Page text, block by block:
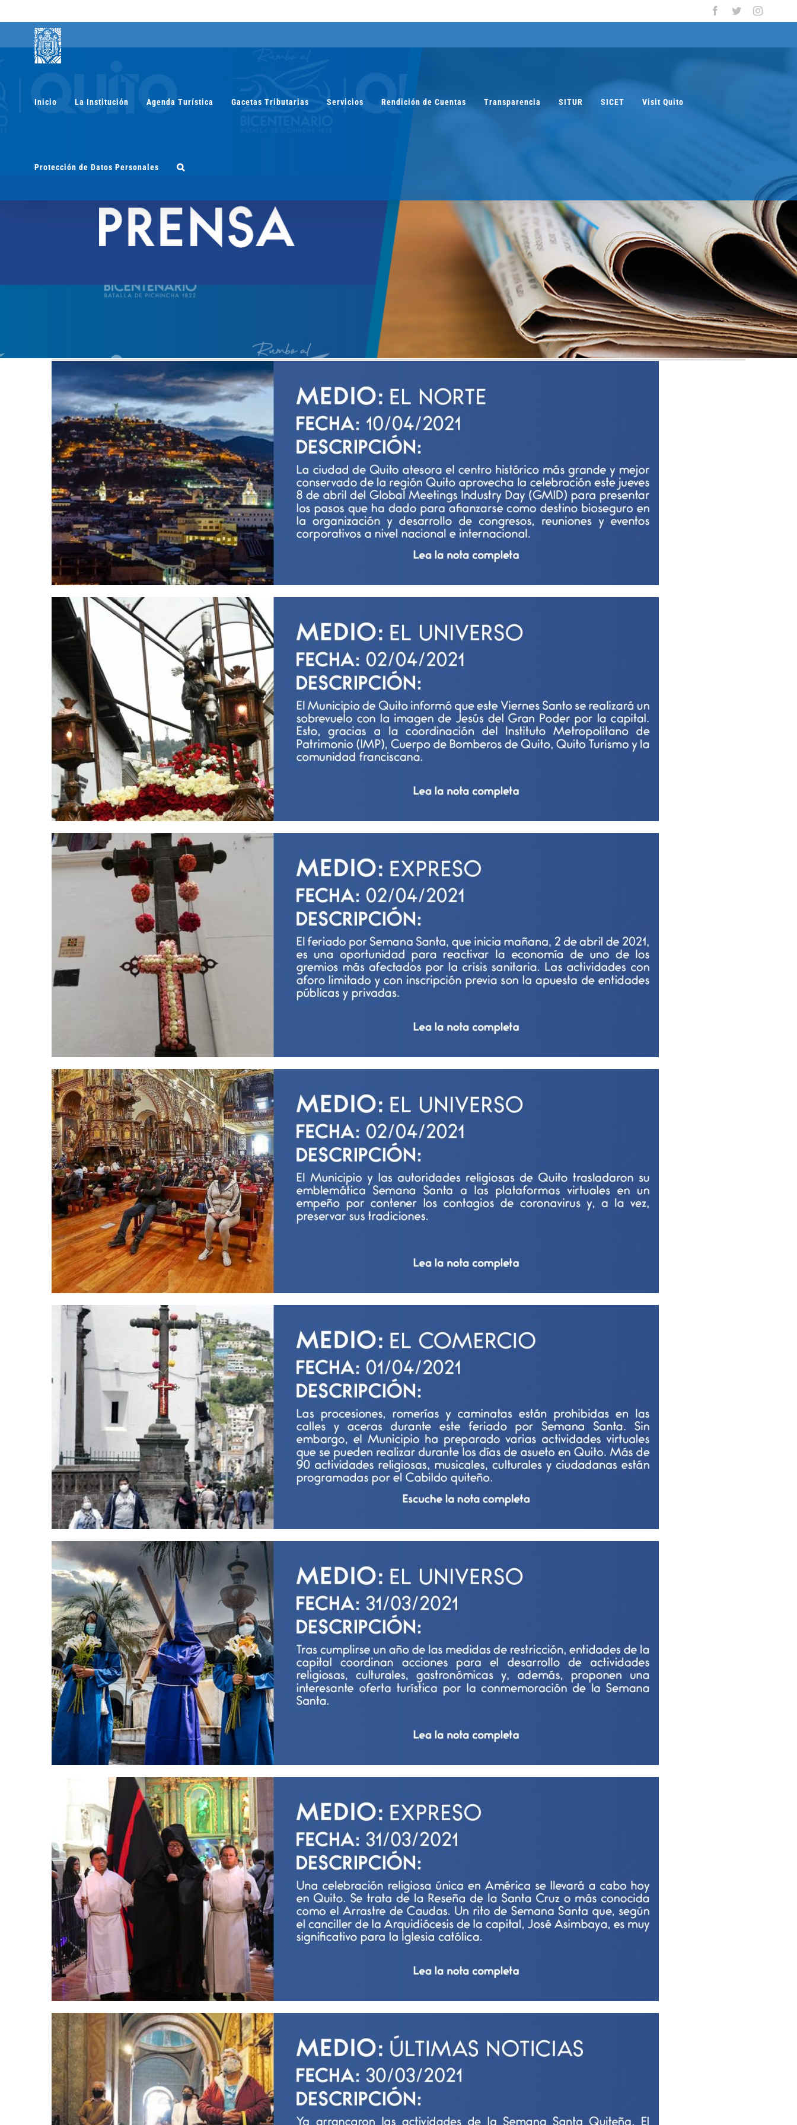
contenido
Facebook
Twitter
Inicio La Institución Agenda Turística Gacetas Tributarias Servicios Rendición de Cuentas Transparencia SITUR SICET Visit Quito
Protección de Datos Personales